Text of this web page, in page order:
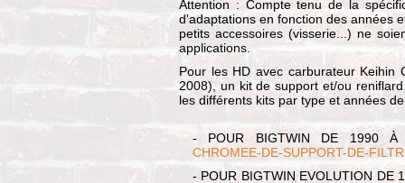
Attention : Compte tenu de la
d'adaptations en fonction des années
petits accessoires (visserie...) ne
applications.
Pour les HD avec carburateur Keihin
2008), un kit de support et/ou
les différents kits par type et années
- POUR BIGTWIN DE 1990
CHROMEE-DE-SUPPORT-DE-
- POUR BIGTWIN EVOLUTION DE